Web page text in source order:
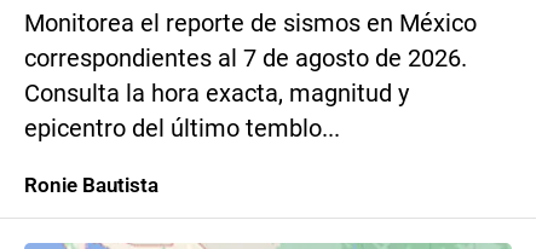
Monitorea el reporte de sismos en México
correspondientes al 7 de agosto de 2026.
Consulta la hora exacta, magnitud y
epicentro del último temblo...
Ronie Bautista